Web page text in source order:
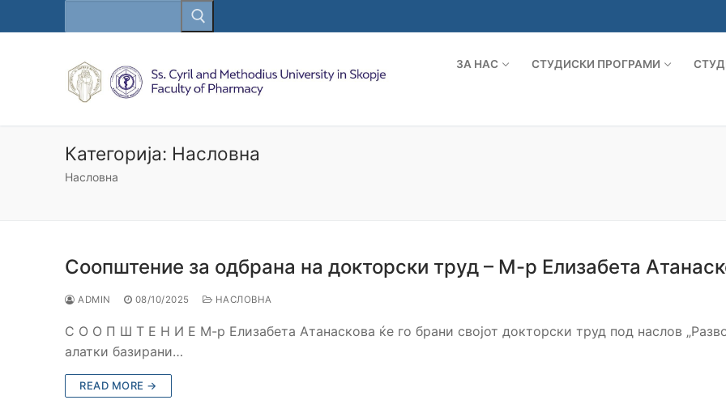
to
Search
ЗА НАС СТУДИСКИ ПРОГРАМИ
Категорија: Насловна
Насловна
Соопштение за одбрана на докторски труд – М-р Елизабета
ADMIN 08/10/2025 НАСЛОВНА
С О О П Ш Т Е Н И Е М-р Елизабета Атанаскова ќе го брани својот докторски труд под наслов
алатки базирани…
READ MORE →